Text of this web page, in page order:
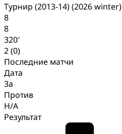
Турнир (2013-14) (2026 winter)
8
8
320′
2 (0)
Последние матчи
Дата
За
Против
H/A
Результат